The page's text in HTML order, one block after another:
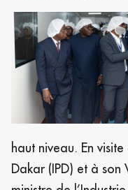
haut niveau. En
Dakar (IPD) et à